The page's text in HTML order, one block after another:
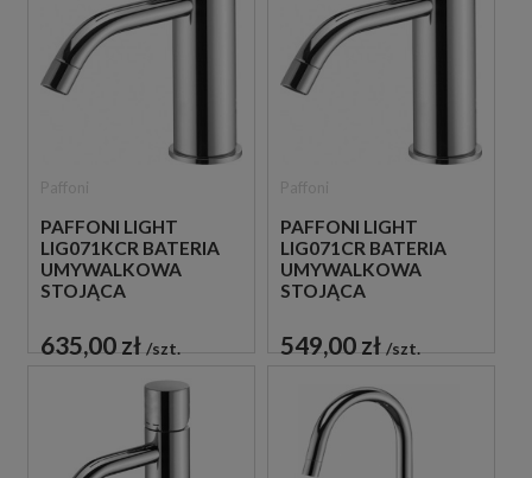
PAFFONI LIGHT
LIG071KCR BATERIA
UMYWALKOWA
STOJĄCA
CHROM
635,00 zł szt.
PAFFONI LIGHT
LIG071CR BATERIA
UMYWALKOWA
STOJĄCA
CHROM
549,00 zł szt.